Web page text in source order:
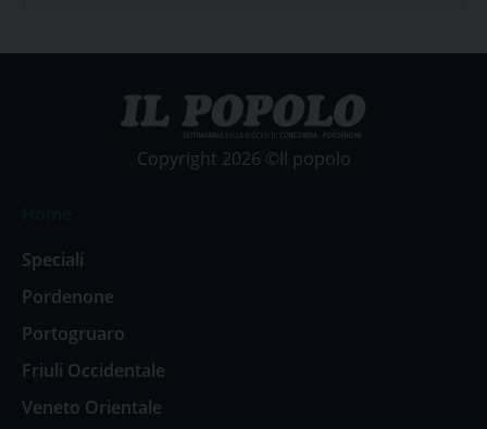
Copyright 2026 ©Il popolo
Speciali
Pordenone
Portogruaro
Friuli Occidentale
Veneto Orientale